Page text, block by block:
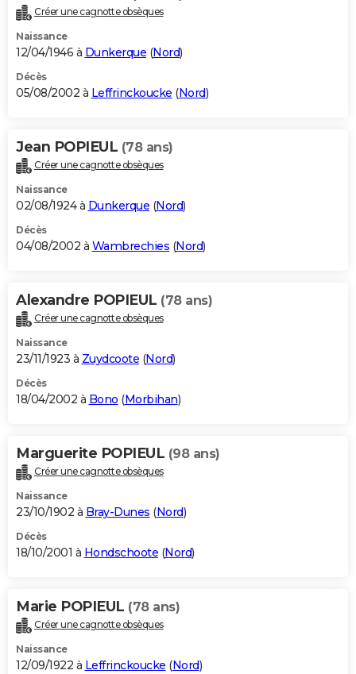
Créer une cagnotte obsèques
Naissance
12/04/1946 à Dunkerque (Nord)
Décès
05/08/2002 à Leffrinckoucke (Nord)
Jean POPIEUL (78 ans)
Créer une cagnotte obsèques
Naissance
02/08/1924 à Dunkerque (Nord)
Décès
04/08/2002 à Wambrechies (Nord)
Alexandre POPIEUL (78 ans)
Créer une cagnotte obsèques
Naissance
23/11/1923 à Zuydcoote (Nord)
Décès
18/04/2002 à Bono (Morbihan)
Marguerite POPIEUL (98 ans)
Créer une cagnotte obsèques
Naissance
23/10/1902 à Bray-Dunes (Nord)
Décès
18/10/2001 à Hondschoote (Nord)
Marie POPIEUL (78 ans)
Créer une cagnotte obsèques
Naissance
12/09/1922 à Leffrinckoucke (Nord)